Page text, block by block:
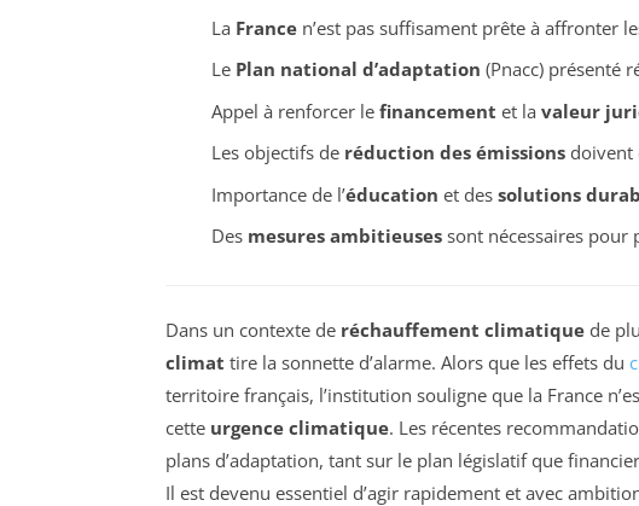
La Francen’est pas suffisament prête à affronter
Le Plan national d’adaptation (Pnacc) présenté
Appel à renforcer le financement et la valeur
Les objectifs de réduction des émissionsdoivent
Importance de l’éducation et des solutions
Des mesures ambitieusessont nécessaires pour
Dans un contexte de réchauffement climatique de
climat tire la sonnette d’alarme. Alors que les effets du
territoire français, l’institution souligne que la France
cette urgence climatique. Les récentes
plans d’adaptation, tant sur le plan législatif que
Il est devenu essentiel d’agir rapidement et avec